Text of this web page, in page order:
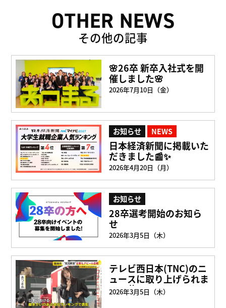
OTHER NEWS
その他の記事
🌸26卒 新卒入社式を開
催しました🌸
2026年7月10日（金）
お知らせ NEWS
日本経済新聞に掲載いた
だきました📰✨
2026年4月20日（月）
お知らせ
28卒選考開始のお知ら
せ
2026年3月5日（木）
テレビ西日本(TNC)のニ
ュースに取り上げられま
した📺✨
2026年3月5日（木）